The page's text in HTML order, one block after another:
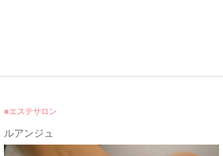
■エステサロン
ルアンジュ